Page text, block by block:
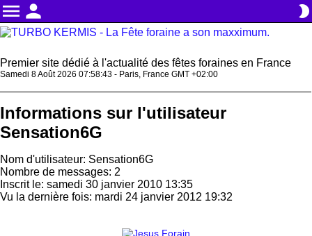
menu person brightness_2
Premier site dédié à l'actualité des fêtes foraines en France
Samedi 8 Août 2026 07:58:43 - Paris, France GMT +02:00
Informations sur l'utilisateur
Sensation6G
Nom d'utilisateur: Sensation6G
Nombre de messages: 2
Inscrit le: samedi 30 janvier 2010 13:35
Vu la dernière fois: mardi 24 janvier 2012 19:32